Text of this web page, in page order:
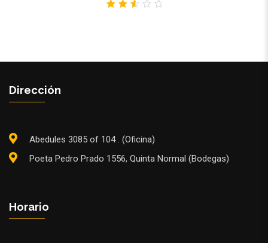
Dirección
Abedules 3085 of 104 . (Oficina)
Poeta Pedro Prado 1556, Quinta Normal (Bodegas)
Horario